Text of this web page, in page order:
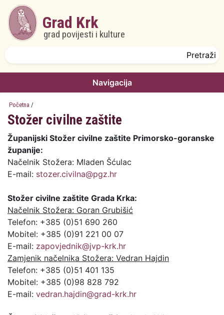
Skoči na glavni sadržaj
Grad Krk
grad povijesti i kulture
Navigacija
Početna /
Stožer civilne zaštite
Županijski Stožer civilne zaštite Primorsko-goranske
županije:
Načelnik Stožera: Mladen Šćulac
E-mail: stozer.civilna@pgz.hr
Stožer civilne zaštite Grada Krka:
Načelnik Stožera: Goran Grubišić
Telefon: +385 (0)51 690 260
Mobitel: +385 (0)91 221 00 07
E-mail: zapovjednik@jvp-krk.hr
Zamjenik načelnika Stožera: Vedran Hajdin
Telefon: +385 (0)51 401 135
Mobitel: +385 (0)98 828 792
E-mail: vedran.hajdin@grad-krk.hr